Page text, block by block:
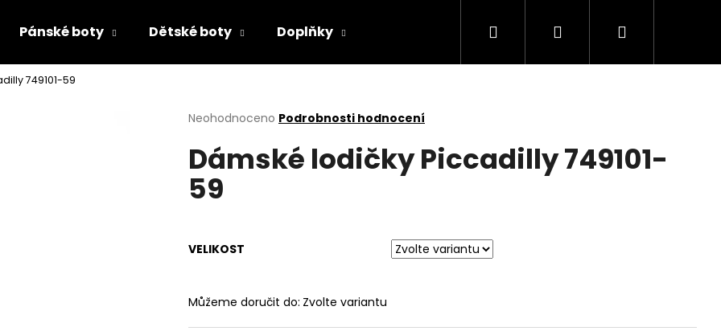
Pánské boty Dětské boty Doplňky Hledat PřihlášeníNákupní
749101-59
Průměrné
produktu
je
0,0
z
Neohodnoceno Podrobnosti hodnocení
Dámské lodičky Piccadilly 749101-
59
VELIKOST
Můžeme doručit do: Zvolte variantu
Co potřebujete najít?
HLEDAT